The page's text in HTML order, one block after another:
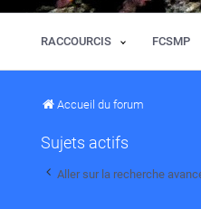
RACCOURCIS FCSMP
Accueil du forum
Sujets actifs
Aller sur la recherche